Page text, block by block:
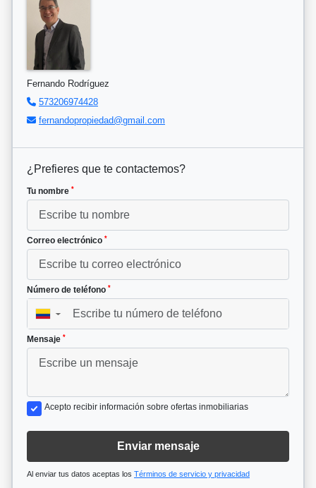
Fernando Rodríguez
573206974428
fernandopropiedad@gmail.com
¿Prefieres que te contactemos?
Tu nombre *
Correo electrónico *
Número de teléfono *
▼
Mensaje *
Acepto recibir información sobre ofertas inmobiliarias
Enviar mensaje
Al enviar tus datos aceptas los Términos de servicio y privacidad